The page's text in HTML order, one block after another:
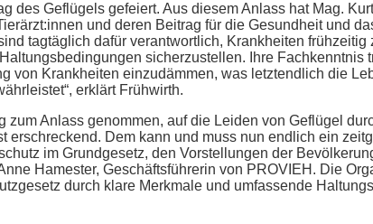
des Geflügels gefeiert. Aus diesem Anlass hat Mag.
und deren Beitrag für die Gesundheit und
tagtäglich dafür verantwortlich, Krankheiten frühzeitig
sicherzustellen. Ihre Fachkenntnis
von Krankheiten einzudämmen, was letztendlich die
erklärt Frühwirth.
zum Anlass genommen, auf die Leiden von Geflügel
erschreckend. Dem kann und muss nun endlich ein
im Grundgesetz, den Vorstellungen der
Hamester, Geschäftsführerin von PROVIEH. Die
durch klare Merkmale und umfassende